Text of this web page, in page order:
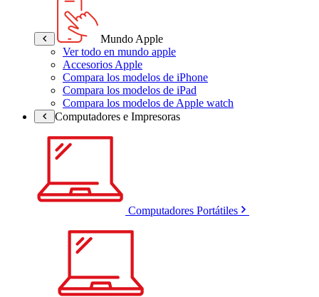
Mundo Apple
Ver todo en mundo apple
Accesorios Apple
Compara los modelos de iPhone
Compara los modelos de iPad
Compara los modelos de Apple watch
Computadores e Impresoras
Computadores Portátiles